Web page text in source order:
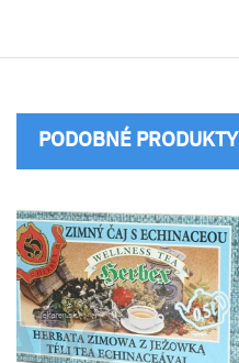
PODOBNÉ PRODUKTY